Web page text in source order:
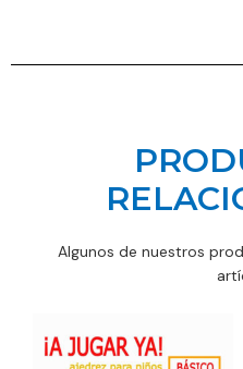
Algunos de nuestros